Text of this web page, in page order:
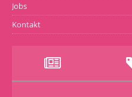
Jobs
Kontakt